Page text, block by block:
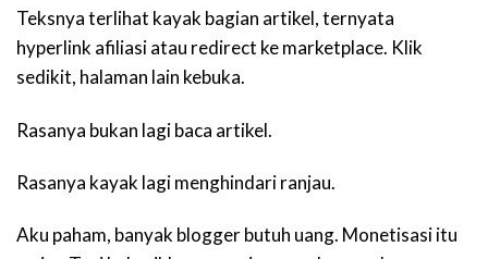
Teksnya terlihat kayak bagian artikel, ternyata
hyperlink afiliasi atau redirect ke marketplace. Klik
sedikit, halaman lain kebuka.
Rasanya bukan lagi baca artikel.
Rasanya kayak lagi menghindari ranjau.
Aku paham, banyak blogger butuh uang. Monetisasi itu